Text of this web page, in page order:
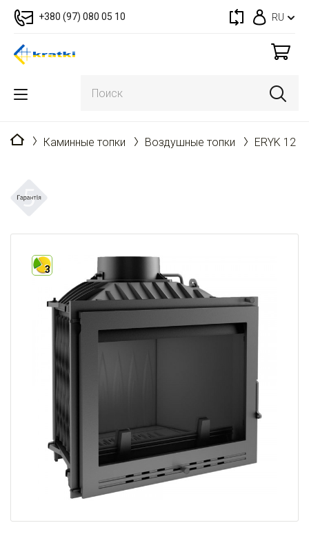
+380 (97) 080 05 10 RU
Главная
Каминные топки Воздушные топки ERYK 12
3